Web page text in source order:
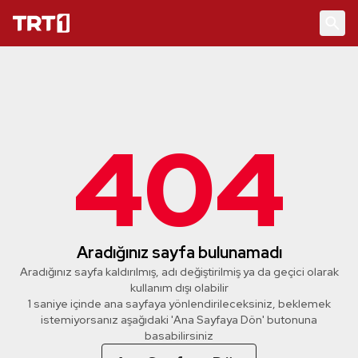
404
Aradığınız sayfa bulunamadı
Aradığınız sayfa kaldırılmış, adı değiştirilmiş ya da geçici olarak
kullanım dışı olabilir
1 saniye içinde ana sayfaya yönlendirileceksiniz, beklemek
istemiyorsanız aşağıdaki 'Ana Sayfaya Dön' butonuna
basabilirsiniz